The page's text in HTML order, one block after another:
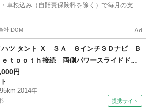
車検込み（自賠責保険料を除く）で毎月の支払
社IDOM Ad
ハツ タント Ｘ ＳＡ ８インチＳＤナビ Ｂ
ｅｔｏｏｔｈ接続 両側パワースライドド
マートキー ＥＴＣ 横滑り防止装置 ア
リングストップ ベンチシート バックカメ
検9.4）
円
2014年
提携サイト